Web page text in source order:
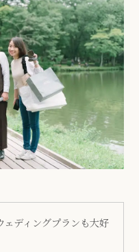
ェディングプランも大好